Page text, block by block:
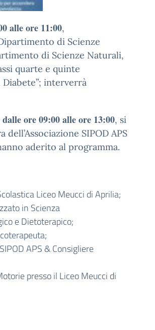
alle ore 11:00,
di Scienze
di Scienze Naturali,
quarte e quinte
Diabete”; interverrà
ore 09:00 alle ore 13:00, si
SIPOD APS
aderito al programma.
Liceo Meucci di Aprilia;
in Scienza
e Dietoterapico;
APS & Consigliere
presso il Liceo Meucci di